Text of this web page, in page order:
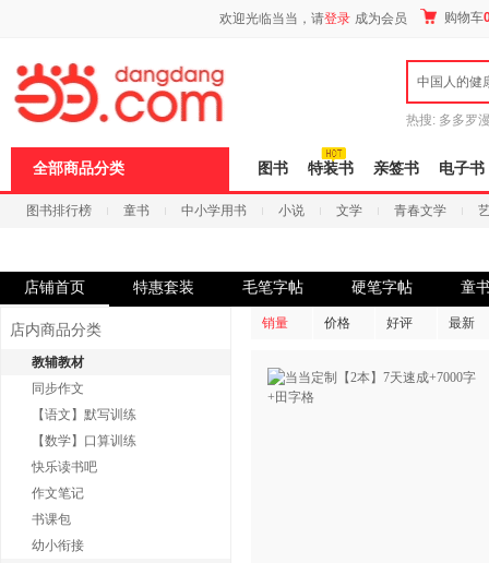
欢迎光临当当，请登录 成为会员 购物车
中国人的健
热搜: 多多罗
全部商品分类 图书 特装书 亲签书 电子书
图书排行榜 童书 中小学用书 小说 文学 青春文学
店铺首页 特惠套装 毛笔字帖 硬笔字帖 童
店内商品分类
教辅教材
同步作文
【语文】默写训练
【数学】口算训练
快乐读书吧
作文笔记
书课包
幼小衔接
销量 价格 好评 最新
页
浪
键
打